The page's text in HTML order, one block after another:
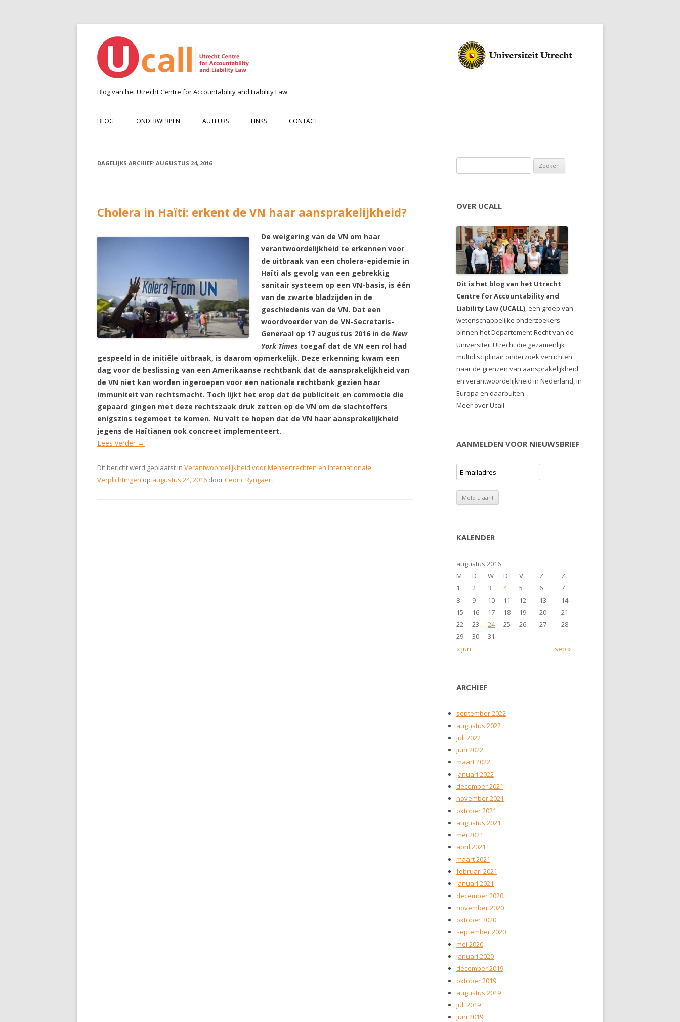
Blog van het Utrecht Centre for Accountability and Liability Law
Spring naar de inhoud
BLOG ONDERWERPEN AUTEURS LINKS CONTACT
DAGELIJKS ARCHIEF: AUGUSTUS 24, 2016
Cholera in Haïti: erkent de VN haar aansprakelijkheid?
De weigering van de VN om haar
verantwoordelijkheid te erkennen voor
de uitbraak van een cholera-epidemie in
Haïti als gevolg van een gebrekkig
sanitair systeem op een VN-basis, is één
van de zwarte bladzijden in de
geschiedenis van de VN. Dat een
woordvoerder van de VN-Secretaris-
Generaal op 17 augustus 2016 in de New
York Times toegaf dat de VN een rol had
gespeeld in de initiële uitbraak, is daarom opmerkelijk. Deze erkenning kwam een
dag voor de beslissing van een Amerikaanse rechtbank dat de aansprakelijkheid van
de VN niet kan worden ingeroepen voor een nationale rechtbank gezien haar
immuniteit van rechtsmacht. Toch lijkt het erop dat de publiciteit en commotie die
gepaard gingen met deze rechtszaak druk zetten op de VN om de slachtoffers
enigszins tegemoet te komen. Nu valt te hopen dat de VN haar aansprakelijkheid
jegens de Haïtianen ook concreet implementeert.
Lees verder →
Dit bericht werd geplaatst in Verantwoordelijkheid voor Mensenrechten en Internationale
Verplichtingen op augustus 24, 2016 doorCedric Ryngaert.
OVER UCALL
Dit is het blog van het Utrecht
Centre for Accountability and
Liability Law (UCALL), een groep van
wetenschappelijke onderzoekers
binnen het Departement Recht van de
Universiteit Utrecht die gezamenlijk
multidisciplinair onderzoek verrichten
naar de grenzen van aansprakelijkheid
en verantwoordelijkheid in Nederland, in
Europa en daarbuiten.
Meer over Ucall
AANMELDEN VOOR NIEUWSBRIEF
KALENDER
augustus 2016
M
D W D V Z Z
« jun sep »
1 2 3 4 5 6
7
8
9 10 11 12 13
14
15
16 17 18 19 20
21
22
23 24 25 26 27
28
29
30 31
ARCHIEF
september 2022
augustus 2022
juli 2022
juni 2022
maart 2022
januari 2022
december 2021
november 2021
oktober 2021
augustus 2021
mei 2021
april 2021
maart 2021
februari 2021
januari 2021
december 2020
november 2020
oktober 2020
september 2020
mei 2020
januari 2020
december 2019
oktober 2019
augustus 2019
juli 2019
juni 2019